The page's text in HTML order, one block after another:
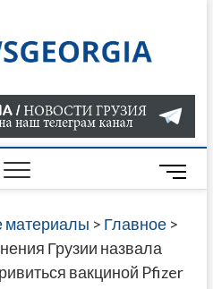
О
В
ГРУЗИИ
САЙТЕ
M
e
n
материалы > Главное>
Грузии назвала
вакциной Pfizer